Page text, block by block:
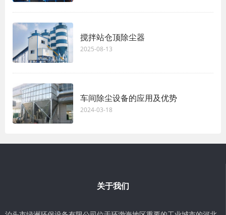
搅拌站仓顶除尘器
2025-08-13
车间除尘设备的应用及优势
2024-03-18
关于我们